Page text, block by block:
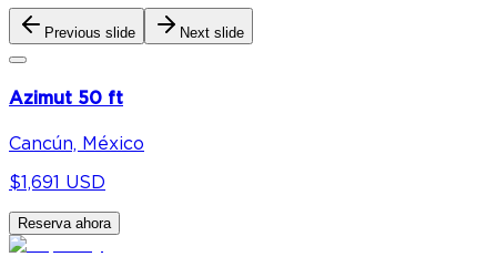
Previous slide Next slide
Azimut 50 ft
Cancún, México
$1,691 USD
Reserva ahora